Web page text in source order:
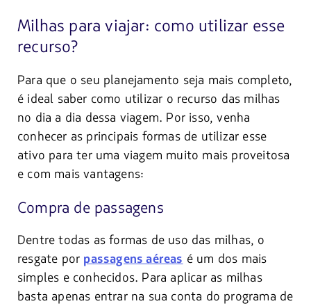
Milhas para viajar: como utilizar esse
recurso?
Para que o seu planejamento seja mais completo,
é ideal saber como utilizar o recurso das milhas
no dia a dia dessa viagem. Por isso, venha
conhecer as principais formas de utilizar esse
ativo para ter uma viagem muito mais proveitosa
e com mais vantagens:
Compra de passagens
Dentre todas as formas de uso das milhas, o
resgate por passagens aéreas é um dos mais
simples e conhecidos. Para aplicar as milhas
basta apenas entrar na sua conta do programa de